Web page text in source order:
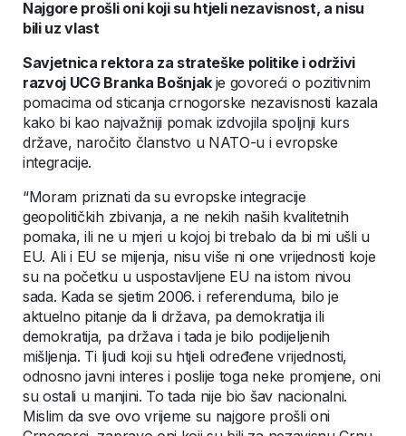
Najgore prošli oni koji su htjeli nezavisnost, a nisu
bili uz vlast
Savjetnica rektora za strateške politike i održivi
razvoj UCG Branka Bošnjak je govoreći o pozitivnim
pomacima od sticanja crnogorske nezavisnosti kazala
kako bi kao najvažniji pomak izdvojila spoljnji kurs
države, naročito članstvo u NATO-u i evropske
integracije.
“Moram priznati da su evropske integracije
geopolitičkih zbivanja, a ne nekih naših kvalitetnih
pomaka, ili ne u mjeri u kojoj bi trebalo da bi mi ušli u
EU. Ali i EU se mijenja, nisu više ni one vrijednosti koje
su na početku u uspostavljene EU na istom nivou
sada. Kada se sjetim 2006. i referenduma, bilo je
aktuelno pitanje da li država, pa demokratija ili
demokratija, pa država i tada je bilo podijeljenih
mišljenja. Ti ljudi koji su htjeli određene vrijednosti,
odnosno javni interes i poslije toga neke promjene, oni
su ostali u manjini. To tada nije bio šav nacionalni.
Mislim da sve ovo vrijeme su najgore prošli oni